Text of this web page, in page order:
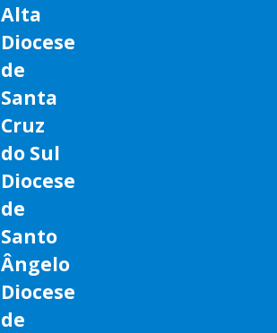
Alta
Diocese
de
Santa
Cruz
do Sul
Diocese
de
Santo
Ângelo
Diocese
de